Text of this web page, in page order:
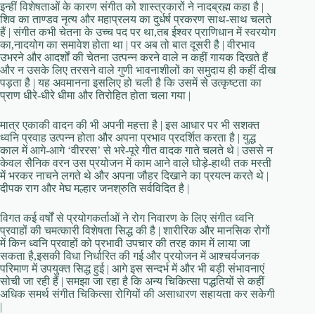
इन्हीं विशेषताओं के कारण संगीत को शास्त्रकारों ने नादब्रह्म कहा है |
शिव का ताण्डव नृत्य और महाप्रलय का दुर्धर्ष प्रकरण साथ-साथ चलते
हैं | संगीत कभी चेतना के उच्च पद पर था,तब ईश्वर प्राणिधान में स्वरयोग
का,नादयोग का समावेश होता था | पर अब तो बात दूसरी है | वीरभाव
उभरने और आदर्शों की चेतना उत्पन्न करने वाले न कहीं गायक दिखते हैं
और न उसके लिए तरसने वाले गुणी भावनाशीलों का समुदाय ही कहीं दीख
पड़ता है | यह अवमानना इसलिए हो चली है कि उसमें से उत्कृष्टता का
प्राण धीरे-धीरे धीमा और तिरोहित होता चला गया |
मात्र एकाकी वादन की भी अपनी महत्ता है | इस आधार पर भी सशक्त
ध्वनि प्रवाह उत्पन्न होता और अपना प्रभाव प्रदर्शित करता है | युद्ध
काल में आगे-आगे ‘वीररस’ से भरे-पूरे गीत वादक गाते चलते थे | उससे न
केवल सैनिक वरन उस प्रयोजन में काम आने वाले घोड़े-हाथी तक मस्ती
में भरकर नाचने लगते थे और अपना जौहर दिखाने का प्रयत्न करते थे |
दीपक राग और मेघ मल्हार जनश्रुति सर्वविदित है |
विगत कई वर्षों से प्रयोगकर्ताओं ने रोग निवारण के लिए संगीत ध्वनि
प्रवाहों की चमत्कारी विशेषता सिद्ध की है | शारीरिक और मानसिक रोगों
में किन ध्वनि प्रवाहों को प्रभावी उपचार की तरह काम में लाया जा
सकता है,इसकी विधा निर्धारित की गई और प्रयोजन में आश्चर्यजनक
परिमाण में उपयुक्त सिद्ध हुई | आगे इस सन्दर्भ में और भी बड़ी संभावनाएं
सोची जा रही हैं | समझा जा रहा है कि अन्य चिकित्सा पद्धतियों से कहीं
अधिक समर्थ संगीत चिकित्सा रोगियों की असाधारण सहायता कर सकेगी
|